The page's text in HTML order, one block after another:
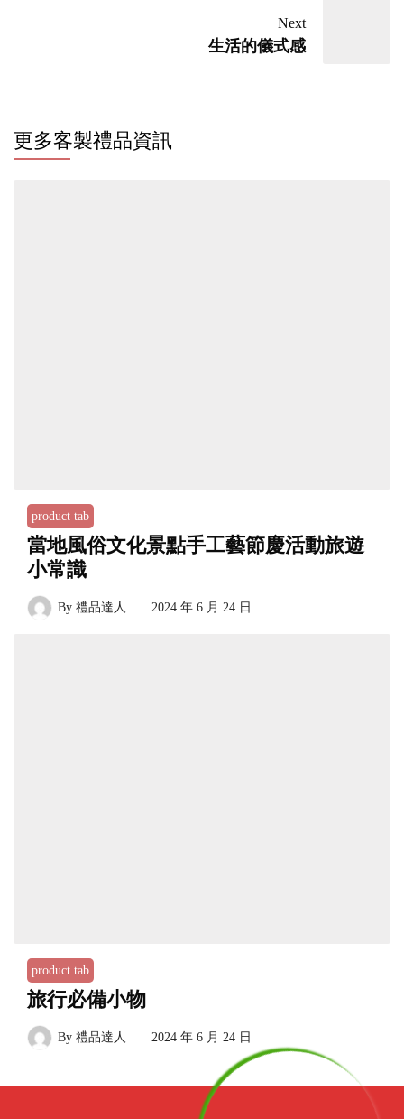
Next
生活的儀式感
更多客製禮品資訊
product tab
當地風俗文化景點手工藝節慶活動旅遊
小常識
By 禮品達人 2024 年 6 月 24 日
product tab
旅行必備小物
By 禮品達人 2024 年 6 月 24 日